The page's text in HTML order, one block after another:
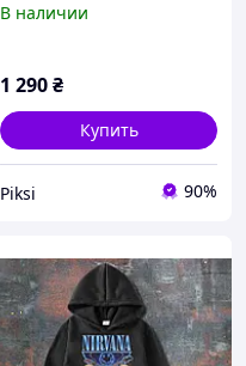
В наличии
1 290₴
Купить
Piksi 90%